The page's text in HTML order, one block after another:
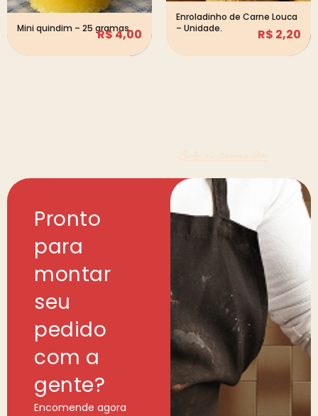
Mini quindim – 25 gramas
R$4,00
Enroladinho de Carne Louca
– Unidade.
R$ 2,20
Pronto
para
montar
seu
pedido
com a
gente?
Encomende agora
Sob encomenda